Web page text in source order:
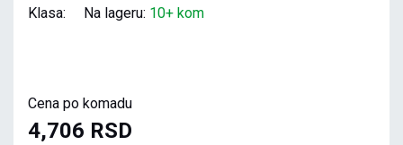
Klasa: Na lageru: 10+ kom
Cena po komadu
4,706 RSD